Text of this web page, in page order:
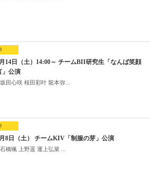
14日（土）14:00～ チームBII研究生「なんば笑顔
」公演
田心咲 桜田彩叶 龍本弥...
8日（土） チームKIV「制服の芽」公演
橋颯 上野遥 運上弘菜 ...